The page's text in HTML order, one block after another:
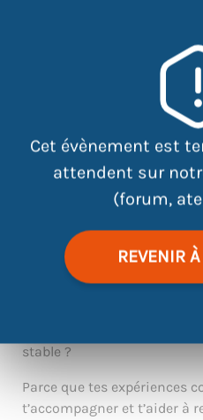
Cet évènement est
attendent sur
(forum,
REVENIR
Connais-tu le projet «
Longue Durée » ?
La Ville de Nantes a lancé
avec l’ATDEC et
en 2022 sur ton quartier (
stable ?
Parce que tes expériences
t’accompagner et t’aider à